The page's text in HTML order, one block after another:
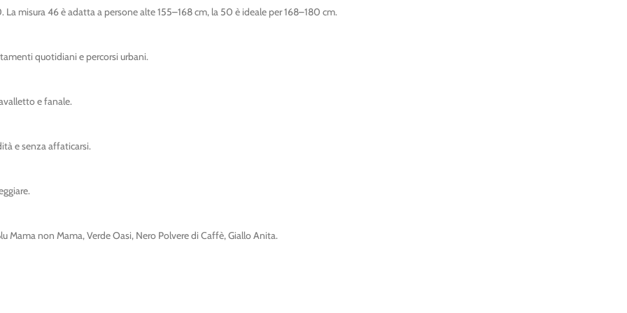
misura 46 è adatta a persone alte 155–168 cm, la 50 è ideale per 168–180 cm.
quotidiani e percorsi urbani.
e fanale.
e senza affaticarsi.
Mama non Mama, Verde Oasi, Nero Polvere di Caffè, Giallo Anita.